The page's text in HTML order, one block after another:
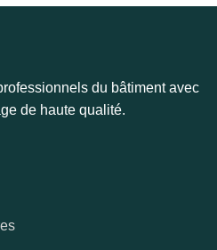
du bâtiment avec
de haute qualité.